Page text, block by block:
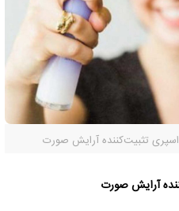
اسپری تثبیت‌کننده آرایش صورت
آرایش صورت